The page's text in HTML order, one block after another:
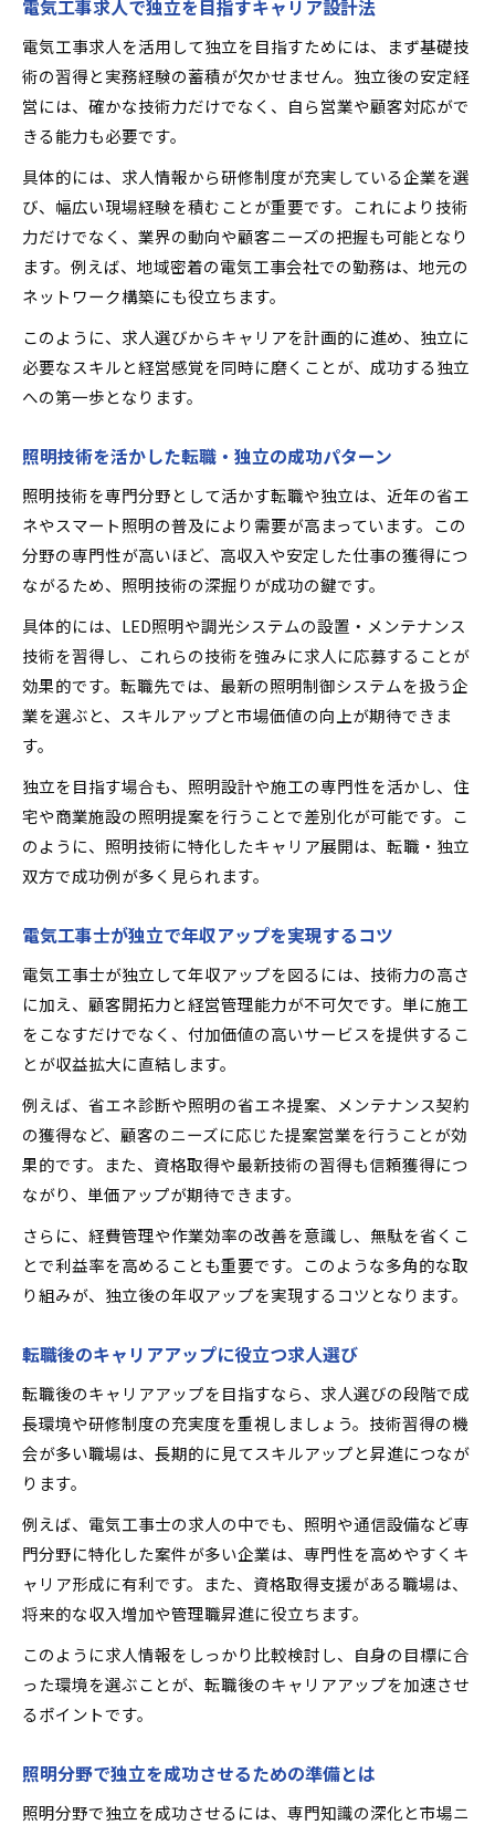
電気工事求人で独立を目指すキャリア設計法
電気工事求人を活用して独立を目指すためには、まず基礎技
術の習得と実務経験の蓄積が欠かせません。独立後の安定経
営には、確かな技術力だけでなく、自ら営業や顧客対応がで
きる能力も必要です。
具体的には、求人情報から研修制度が充実している企業を選
び、幅広い現場経験を積むことが重要です。これにより技術
力だけでなく、業界の動向や顧客ニーズの把握も可能となり
ます。例えば、地域密着の電気工事会社での勤務は、地元の
ネットワーク構築にも役立ちます。
このように、求人選びからキャリアを計画的に進め、独立に
必要なスキルと経営感覚を同時に磨くことが、成功する独立
への第一歩となります。
照明技術を活かした転職・独立の成功パターン
照明技術を専門分野として活かす転職や独立は、近年の省エ
ネやスマート照明の普及により需要が高まっています。この
分野の専門性が高いほど、高収入や安定した仕事の獲得につ
ながるため、照明技術の深掘りが成功の鍵です。
具体的には、LED照明や調光システムの設置・メンテナンス
技術を習得し、これらの技術を強みに求人に応募することが
効果的です。転職先では、最新の照明制御システムを扱う企
業を選ぶと、スキルアップと市場価値の向上が期待できま
す。
独立を目指す場合も、照明設計や施工の専門性を活かし、住
宅や商業施設の照明提案を行うことで差別化が可能です。こ
のように、照明技術に特化したキャリア展開は、転職・独立
双方で成功例が多く見られます。
電気工事士が独立で年収アップを実現するコツ
電気工事士が独立して年収アップを図るには、技術力の高さ
に加え、顧客開拓力と経営管理能力が不可欠です。単に施工
をこなすだけでなく、付加価値の高いサービスを提供するこ
とが収益拡大に直結します。
例えば、省エネ診断や照明の省エネ提案、メンテナンス契約
の獲得など、顧客のニーズに応じた提案営業を行うことが効
果的です。また、資格取得や最新技術の習得も信頼獲得につ
ながり、単価アップが期待できます。
さらに、経費管理や作業効率の改善を意識し、無駄を省くこ
とで利益率を高めることも重要です。このような多角的な取
り組みが、独立後の年収アップを実現するコツとなります。
転職後のキャリアアップに役立つ求人選び
転職後のキャリアアップを目指すなら、求人選びの段階で成
長環境や研修制度の充実度を重視しましょう。技術習得の機
会が多い職場は、長期的に見てスキルアップと昇進につなが
ります。
例えば、電気工事士の求人の中でも、照明や通信設備など専
門分野に特化した案件が多い企業は、専門性を高めやすくキ
ャリア形成に有利です。また、資格取得支援がある職場は、
将来的な収入増加や管理職昇進に役立ちます。
このように求人情報をしっかり比較検討し、自身の目標に合
った環境を選ぶことが、転職後のキャリアアップを加速させ
るポイントです。
照明分野で独立を成功させるための準備とは
照明分野で独立を成功させるには、専門知識の深化と市場ニ